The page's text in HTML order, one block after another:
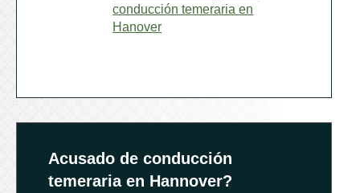
conducción temeraria en
Hanover
Acusado de conducción
temeraria en Hannover?